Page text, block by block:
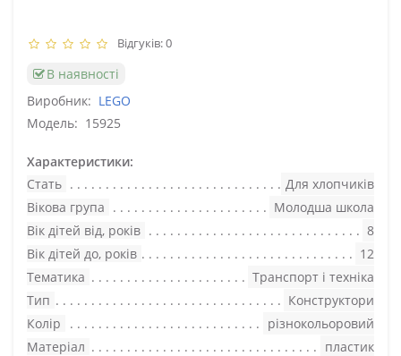
Відгуків: 0
В наявності
Виробник: LEGO
Модель: 15925
Характеристики:
Стать
Для хлопчиків
Вікова група
Молодша школа
Вік дітей від, років
8
Вік дітей до, років
12
Тематика
Транспорт і техніка
Тип
Конструктори
Колір
різнокольоровий
Матеріал
пластик